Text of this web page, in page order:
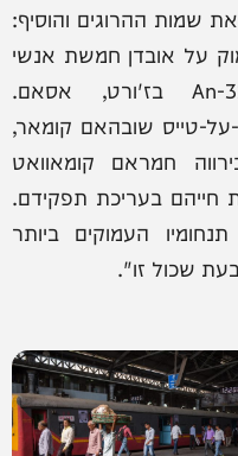
שמות ההרוגים והוסיף:
על אובדן חמשת אנשי
הצוות בתאונת מטוס ה-An-32 בז'ורט, אסאם.
על-טייס שובהאם קומאר,
חמראם קומאוואט
חייהם בעריכת תפקידם.
העמוקים ביותר
שכול זו".